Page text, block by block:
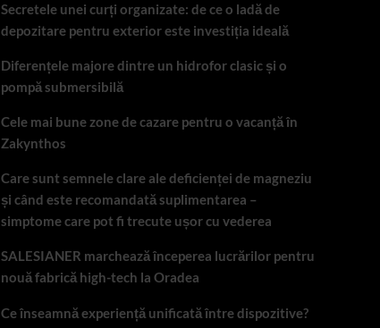
Secretele unei curți organizate: de ce o ladă de
depozitare pentru exterior este investiția ideală
Diferențele majore dintre un hidrofor clasic și o
pompă submersibilă
Cele mai bune zone de cazare pentru o vacanță în
Zakynthos
Care sunt semnele clare ale deficienței de magneziu
și când este recomandată suplimentarea –
simptome care pot fi trecute ușor cu vederea
SALESIANER marchează începerea lucrărilor pentru
nouă fabrică high-tech la Oradea
Ce înseamnă experiență unificată între dispozitive?